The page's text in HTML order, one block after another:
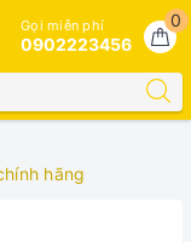
0
Gọi miễn phí
0902223456
hãng